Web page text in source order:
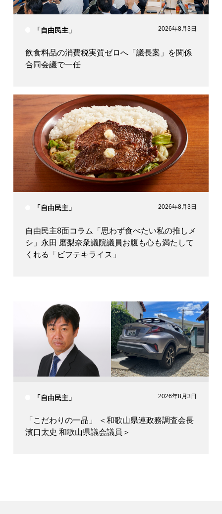
「自由民主」 2026年8月3日
飲食料品の消費税実質ゼロへ「議長案」を関係
合同会議で一任
「自由民主」 2026年8月3日
自由民主8面コラム「思わず食べたい私の推しメ
シ」永田 磨梨奈衆議院議員お腹も心も満たして
くれる「ビフテキライス」
「自由民主」 2026年8月3日
「こだわりの一品」 ＜和歌山県連政務調査会長
濱口太史 和歌山県議会議員＞